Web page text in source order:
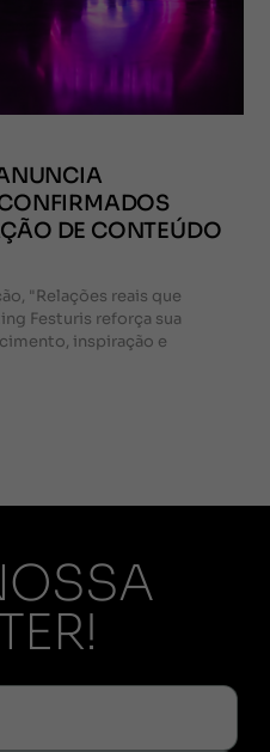
DE CONTEÚDO
"Relações reais que
Festuris reforça sua
inspiração e